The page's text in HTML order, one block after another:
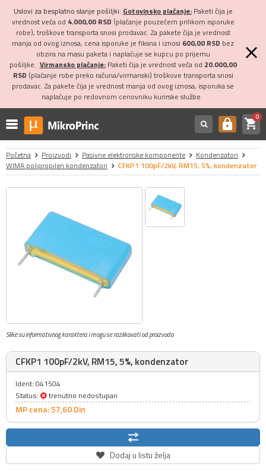
Uslovi za besplatno slanje pošiljki: Gotovinsko plaćanje:Paketi čija je
vrednost veća od 4.000,00 RSD (plaćanje pouzećem prilikom isporuke
robe), troškove transporta snosi prodavac. Za pakete čija je vrednost
manja od ovog iznosa, cena isporuke je fiksna i iznosi 600,00 RSD bez
obzira na masu paketa i naplaćuje se kupcu po prijemu
pošiljke. Virmansko plaćanje:Paketi čija je vrednost veća od 20.000,00
RSD (plaćanje robe preko računa/virmanski) troškove transporta snosi
prodavac. Za pakete čija je vrednost manja od ovog iznosa, isporuka se
naplaćuje po redovnom cenovniku kurirske službe.
https shopping_cart0
Početna Proizvodi Pasivne elektronske komponente
Kondenzatori
WIMA polipropilen kondenzatori
CFKP1 100pF/2kV, RM15, 5%, kondenzator
Slike su informativnog karaktera i mogu se razlikovati od proizvoda
CFKP1 100pF/2kV, RM15, 5%, kondenzator
Ident: 041504
Status:
trenutno nedostupan
MP cena: 57,60Din
Dodaj u listu želja